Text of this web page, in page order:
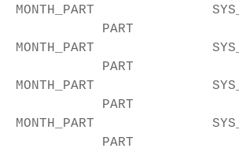
MONTH_PART
PART
MONTH_PART
PART
MONTH_PART
PART
MONTH_PART
PART